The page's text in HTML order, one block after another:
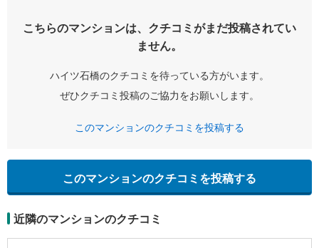
こちらのマンションは、クチコミがまだ投稿されてい
ません。
ハイツ石橋のクチコミを待っている方がいます。
ぜひクチコミ投稿のご協力をお願いします。
このマンションのクチコミを投稿する
このマンションのクチコミを投稿する
近隣のマンションのクチコミ